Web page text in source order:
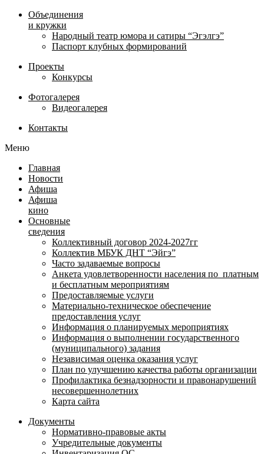
Объединения
и кружки
Народный театр юмора и сатиры “Эгэлгэ”
Паспорт клубных формирований
Проекты
Конкурсы
Фотогалерея
Видеогалерея
Контакты
Меню
Главная
Новости
Афиша
Афиша
кино
Основные
сведения
Коллективный договор 2024-2027гг
Коллектив МБУК ДНТ “Эйгэ”
Часто задаваемые вопросы
Анкета удовлетворенности населения по платным
и бесплатным мероприятиям
Предоставляемые услуги
Материально-техническое обеспечение
предоставления услуг
Информация о планируемых мероприятиях
Информация о выполнении государственного
(муниципального) задания
Независимая оценка оказания услуг
План по улучшению качества работы организации
Профилактика безнадзорности и правонарушений
несовершеннолетних
Карта сайта
Документы
Нормативно-правовые акты
Учредительные документы